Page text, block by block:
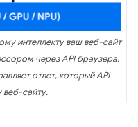
интеллекту ваш веб-сайт
через API браузера.
ответ, который API
веб-сайту.